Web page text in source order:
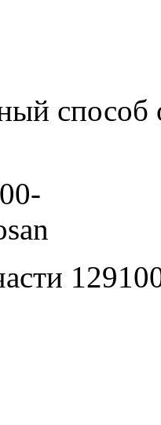
способ